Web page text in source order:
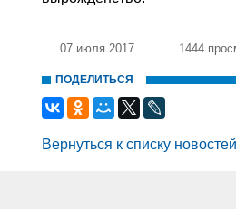
07 июля 2017 1444
ПОДЕЛИТЬСЯ
Вернуться к списку новостей